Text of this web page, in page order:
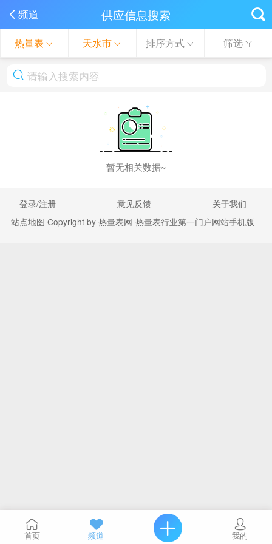
频道 供应信息搜索
热量表 天水市 排序方式 筛选
暂无相关数据~
登录/注册 意见反馈
关于我们
站点地图 Copyright by 热量表网-热量表行业第一门户网站手机版
首页 频道 我的